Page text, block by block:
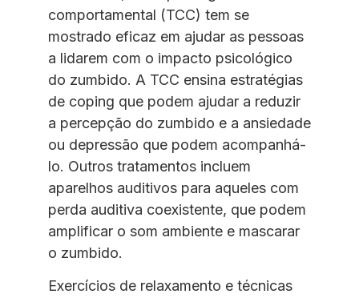
comportamental (TCC) tem se
mostrado eficaz em ajudar as pessoas
a lidarem com o impacto psicológico
do zumbido. A TCC ensina estratégias
de coping que podem ajudar a reduzir
a percepção do zumbido e a ansiedade
ou depressão que podem acompanhá-
lo. Outros tratamentos incluem
aparelhos auditivos para aqueles com
perda auditiva coexistente, que podem
amplificar o som ambiente e mascarar
o zumbido.
Exercícios de relaxamento e técnicas